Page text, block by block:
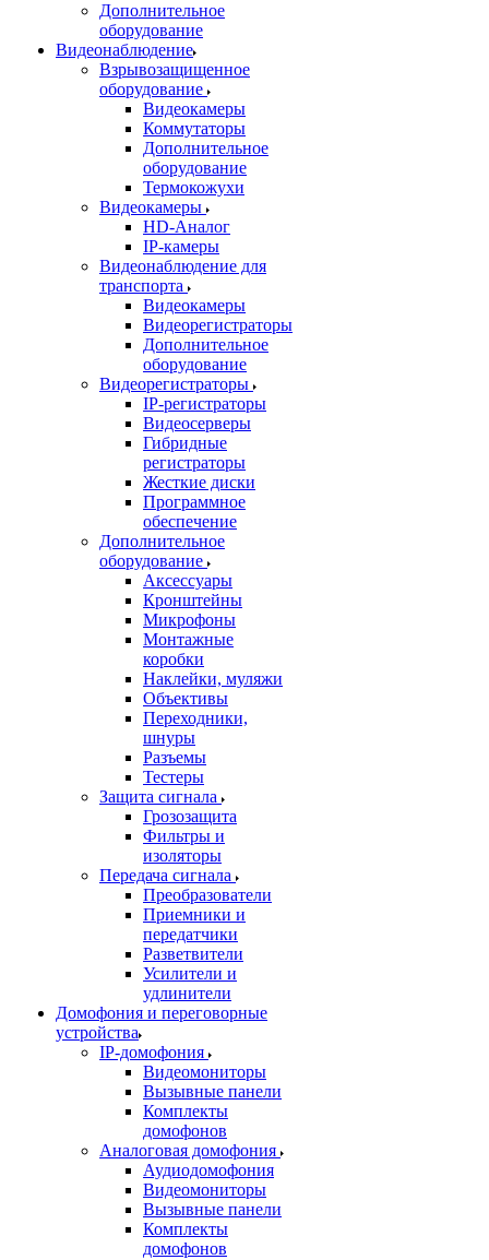
Дополнительное
оборудование
Видеонаблюдение
Взрывозащищенное
оборудование
Видеокамеры
Коммутаторы
Дополнительное
оборудование
Термокожухи
Видеокамеры
HD-Аналог
IP-камеры
Видеонаблюдение для
транспорта
Видеокамеры
Видеорегистраторы
Дополнительное
оборудование
Видеорегистраторы
IP-регистраторы
Видеосерверы
Гибридные
регистраторы
Жесткие диски
Программное
обеспечение
Дополнительное
оборудование
Аксессуары
Кронштейны
Микрофоны
Монтажные
коробки
Наклейки, муляжи
Объективы
Переходники,
шнуры
Разъемы
Тестеры
Защита сигнала
Грозозащита
Фильтры и
изоляторы
Передача сигнала
Преобразователи
Приемники и
передатчики
Разветвители
Усилители и
удлинители
Домофония и переговорные
устройства
IP-домофония
Видеомониторы
Вызывные панели
Комплекты
домофонов
Аналоговая домофония
Аудиодомофония
Видеомониторы
Вызывные панели
Комплекты
домофонов